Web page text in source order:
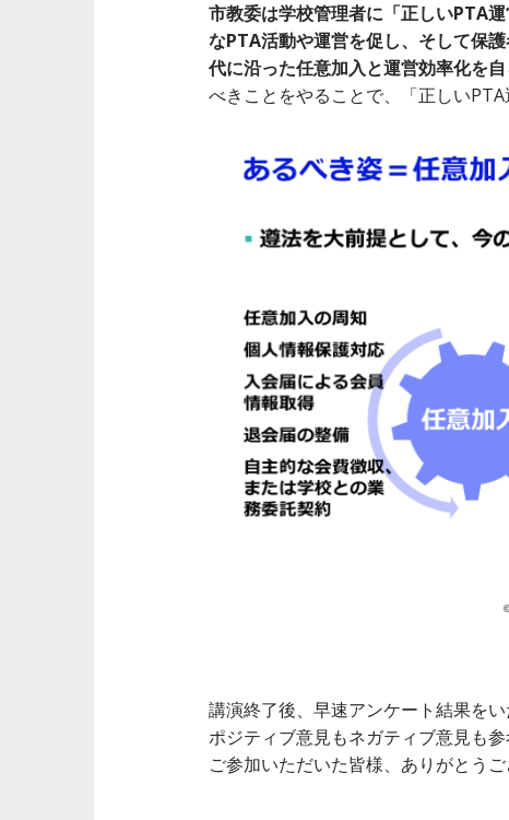
市教委は学校管理者に「正しいPTA
なPTA活動や運営を促し、そして保
代に沿った任意加入と運営効率化を
べきことをやることで、「正しい
講演終了後、早速アンケート結果を
ポジティブ意見もネガティブ意見も参
ご参加いただいた皆様、ありがとうご